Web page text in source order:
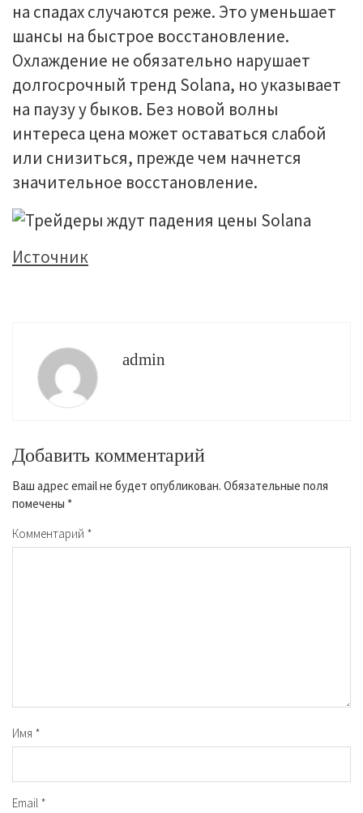
на спадах случаются реже. Это уменьшает
шансы на быстрое восстановление.
Охлаждение не обязательно нарушает
долгосрочный тренд Solana, но указывает
на паузу у быков. Без новой волны
интереса цена может оставаться слабой
или снизиться, прежде чем начнется
значительное восстановление.
Источник
admin
Добавить комментарий
Ваш адрес email не будет опубликован. Обязательные поля
помечены *
Комментарий *
Имя *
Email *